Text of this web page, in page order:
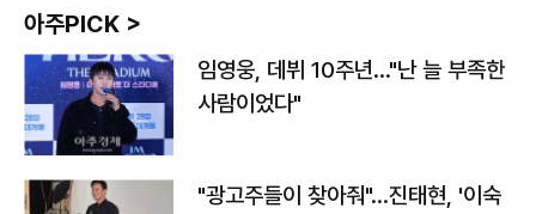
아주PICK >
임영웅, 데뷔 10주년…"난 늘 부족한
사람이었다"
"광고주들이 찾아줘"…진태현, '이숙